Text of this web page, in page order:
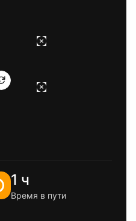
1 ч
Время в пути